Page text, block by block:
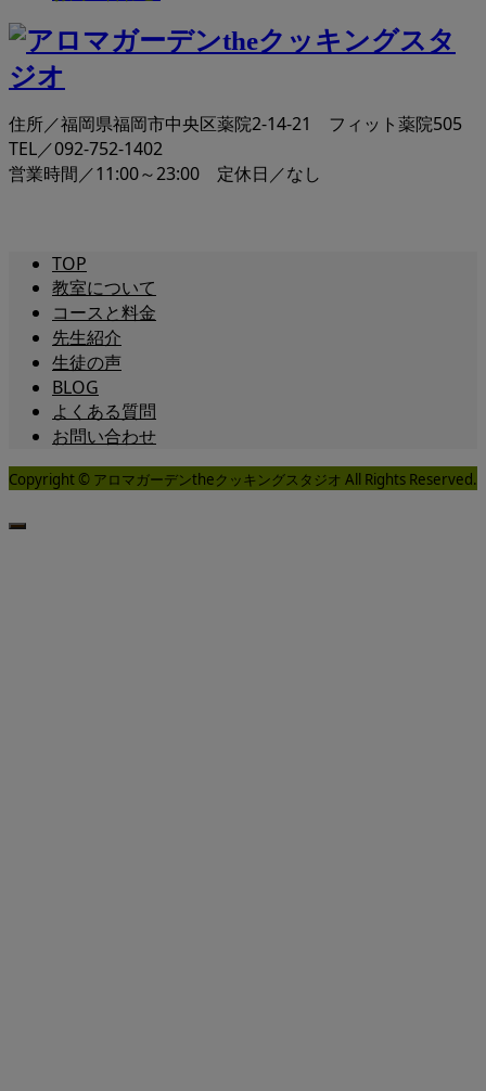
住所／福岡県福岡市中央区薬院2-14-21 フィット薬院505
TEL／092-752-1402
営業時間／11:00～23:00 定休日／なし
TOP
教室について
コースと料金
先生紹介
生徒の声
BLOG
よくある質問
お問い合わせ
Copyright © アロマガーデンtheクッキングスタジオ All Rights Reserved.